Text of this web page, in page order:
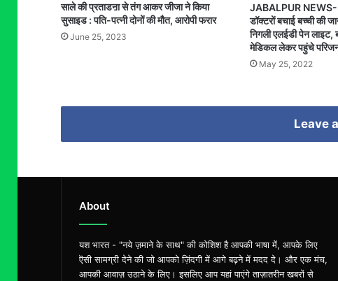
साले की प्रताडऩा से तंग आकर जीजा ने किया
सुसाइड : पति-पत्नी दोनों की मौत, आरोपी फरार
June 25, 2023
JABALPUR NEWS-
डॉक्टरों बचाई बच्ची की
निगली एलईडी पेन लाइट,
मेडिकल लेकर पहुंचे
May 25, 2022
Leave
About
यश भारत - "नये ज़माने के साथ" की कोशिश है आपकी भाषा में, आपके लिए
ऎसी सामग्री देने की जो आपको ज़िंदगी में आगे बढ़ने में मदद दे। और एक मंच,
आपकी आवाज़ उठाने के लिए। इसलिए आप यहां पाएंगे ताज़ातरीन खबरों से